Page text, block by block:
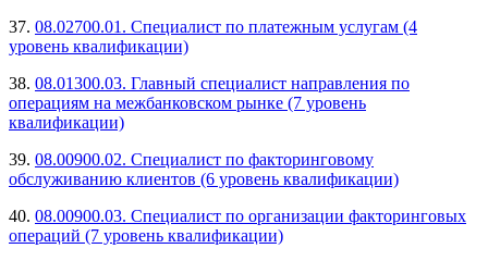
37. 08.02700.01. Специалист по платежным услугам (4
уровень квалификации)
38. 08.01300.03. Главный специалист направления по
операциям на межбанковском рынке (7 уровень
квалификации)
39. 08.00900.02. Специалист по факторинговому
обслуживанию клиентов (6 уровень квалификации)
40. 08.00900.03. Специалист по организации факторинговых
операций (7 уровень квалификации)